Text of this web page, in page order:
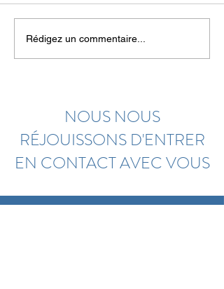
Visite chez EXPLORiT
avec Romande Energie -
Rédigez un commentaire...
NOUS NOUS
RÉJOUISSONS D'ENTRER
EN CONTACT AVEC VOUS